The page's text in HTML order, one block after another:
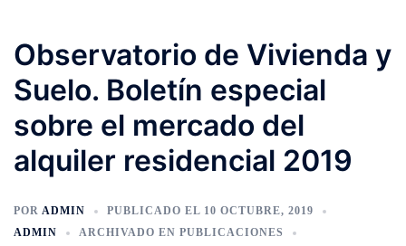
Observatorio de Vivienda y
Suelo. Boletín especial
sobre el mercado del
alquiler residencial 2019
POR ADMIN PUBLICADO EL 10 OCTUBRE, 2019
ADMIN
ARCHIVADO EN PUBLICACIONES